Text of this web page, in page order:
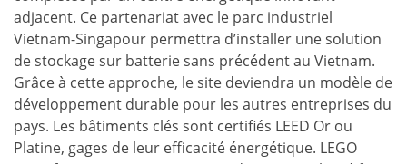
adjacent. Ce partenariat avec le parc industriel
Vietnam-Singapour permettra d’installer une solution
de stockage sur batterie sans précédent au Vietnam.
Grâce à cette approche, le site deviendra un modèle de
développement durable pour les autres entreprises du
pays. Les bâtiments clés sont certifiés LEED Or ou
Platine, gages de leur efficacité énergétique. LEGO